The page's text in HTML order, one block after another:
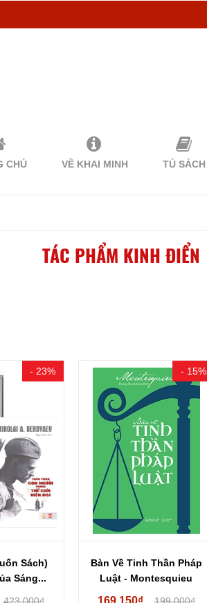
CHỦ VỀ KHAI MINH TỦ SÁCH
TÁC PHẨM KINH ĐIỂN
- 23%
Sách)
Sáng...
- 15%
Bàn Về Tinh Thần Pháp
Luật - Montesquieu
169.150₫